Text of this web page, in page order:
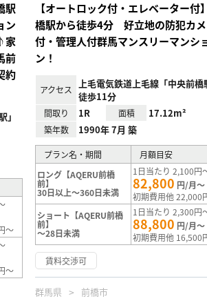
駅
ン
家
前
約
」
～
～
【オートロック付・エレベーター付
橋駅から徒歩4分 好立地の防犯カ
付・管理人付群馬マンスリーマンシ
ン！
アクセス
上毛電気鉄道上毛線「中央前橋
徒歩11分
間取り 1R 面積 17.12m²
築年数 1990年 7月 築
プラン名・期間
月額目安
ロング【AQERU前橋
前】
30日以上～360日未満
1日当たり 2,100円
82,800 円/月～
初期費用他 22,000
ショート【AQERU前橋
前】
～28日未満
1日当たり 2,300円
88,800 円/月～
初期費用他 16,500
賃料交渉可
群馬県 前橋市